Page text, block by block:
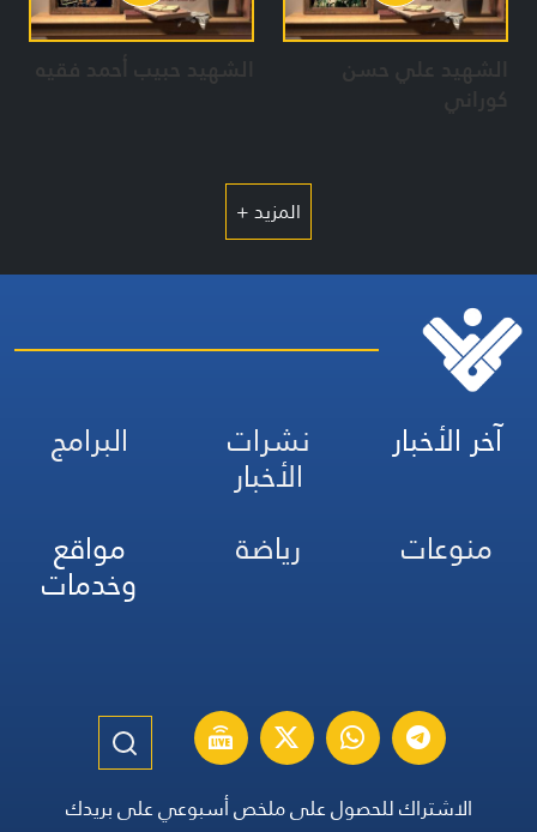
الشهيد علي حسن
كوراني
الشهيد حبيب أحمد فقيه
المزيد +
آخر الأخبار نشرات
الأخبار
البرامج
منوعات
رياضة مواقع
وخدمات
الاشتراك للحصول على ملخص أسبوعي على بريدك